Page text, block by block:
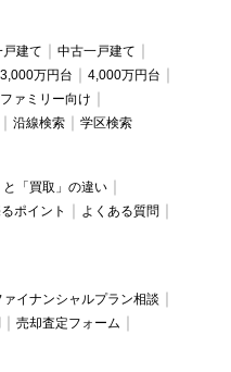
建て
中古一戸建て
3,000万円台
4,000万円台
ファミリー向け
沿線検索 学区検索
と「買取」の違い
ポイント
よくある質問
ァイナンシャルプラン相談
売却査定フォーム